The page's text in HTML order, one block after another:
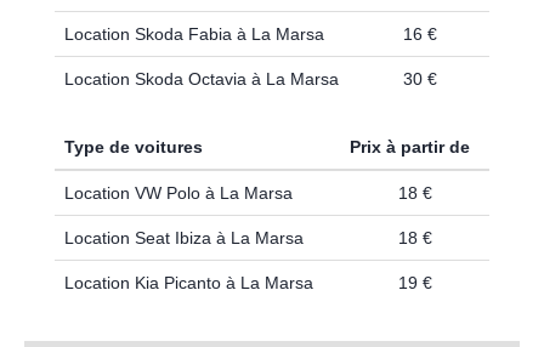
Location Skoda Fabia à La Marsa 16 €
Location Skoda Octavia à La Marsa 30 €
Type de voitures Prix à partir de
Location VW Polo à La Marsa 18 €
Location Seat Ibiza à La Marsa 18 €
Location Kia Picanto à La Marsa 19 €